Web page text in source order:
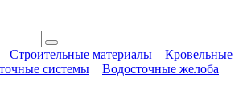
Строительные материалы
Кровельные
системы Водосточные желоба